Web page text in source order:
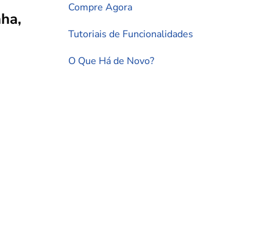
Compre Agora
Tutoriais de Funcionalidades
O Que Há de Novo?
,